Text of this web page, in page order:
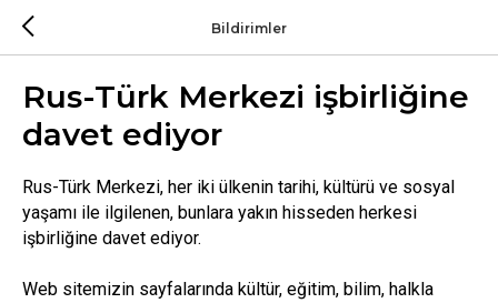
Bildirimler
Rus-Türk Merkezi işbirliğine
davet ediyor
Rus-Türk Merkezi, her iki ülkenin tarihi, kültürü ve sosyal
yaşamı ile ilgilenen, bunlara yakın hisseden herkesi
işbirliğine davet ediyor.
Web sitemizin sayfalarında kültür, eğitim, bilim, halkla